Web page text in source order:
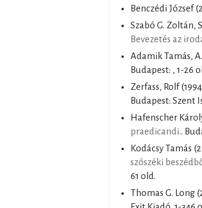
Benczédi József
Szabó G. Zoltán,
Bevezetés az
Adamik Tamás,
Budapest: , 1-26
Zerfass, Rolf
Budapest: Szent
Hafenscher
praedicandi..
Kodácsy Tamás
szószéki
61 old.
Thomas G. Long